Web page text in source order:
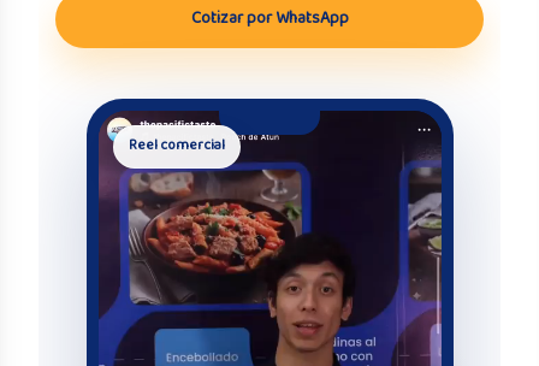
Cotizar por WhatsApp
Reel comercial